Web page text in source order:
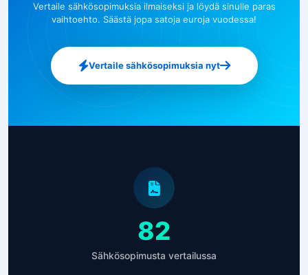
Vertaile sähkösopimuksia ilmaiseksi ja löydä sinulle paras
vaihtoehto. Säästä jopa satoja euroja vuodessa!
Vertaile sähkösopimuksia nyt
82
Sähkösopimusta vertailussa